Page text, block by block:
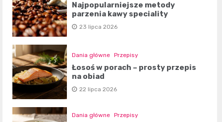
Najpopularniejsze metody
parzenia kawy speciality
23 lipca 2026
Dania główne Przepisy
Łosoś w porach – prosty przepis
na obiad
22 lipca 2026
Dania główne Przepisy